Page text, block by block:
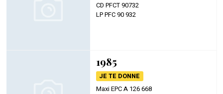
CD PFCT 90732
LP PFC 90 932
1985
JE TE DONNE
Maxi EPC A 126 668